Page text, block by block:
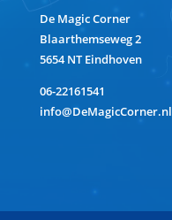
De Magic Corner
Blaarthemseweg 2
5654 NT Eindhoven
06-22161541
info@DeMagicCorner.nl